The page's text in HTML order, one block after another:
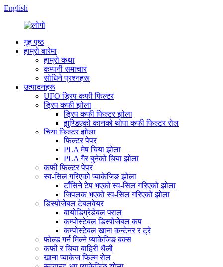
English
गृह पृष्ठ
हाम्रो बारेमा
हाम्रो कथा
कम्पनी समाचार
सोधिने प्रश्नहरू
उत्पादनहरू
UFO ड्रिप कफी फिल्टर
ड्रिप कफी झोला
ड्रिप कफी फिल्टर झोला
झुण्डिएको कानको थोपा कफी फिल्टर रोल
चिया फिल्टर झोला
फिल्टर पेपर
PLA मेष चिया झोला
PLA गैर बुनेको चिया झोला
कफी फिल्टर पेपर
स्व-सिल गरिएको प्याकेजिङ झोला
टाँसिने टेप भएको स्व-सिल गरिएको झोला
जिपलक भएको स्व-सिल गरिएको झोला
डिस्पोजेबल टेबलवेयर
बायोडिग्रेडेबल पराल
कम्पोस्टेबल डिस्पोजेबल कप
कम्पोस्टेबल खाना कन्टेनर र ट्रे
फोल्ड गर्न मिल्ने प्याकेजिङ बक्स
कफी र चिया बाहिरी थैली
खाना प्याकेज फिल्म रोल